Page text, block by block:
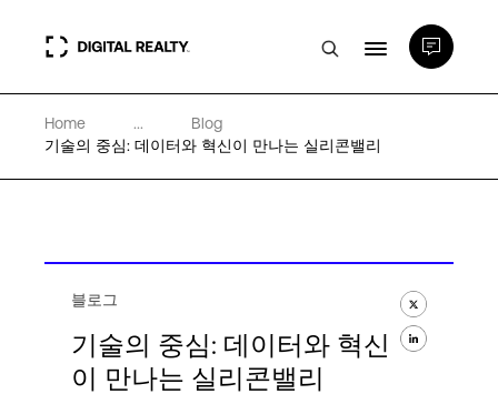
데이터 센터
전문성 및 리소스
Home ...
Blog
기술의 중심: 데이터와 혁신이 만나는 실리콘밸리
블로그
기술의 중심: 데이터와 혁신
이 만나는 실리콘밸리